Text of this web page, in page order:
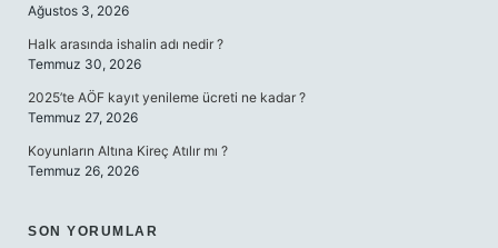
Ağustos 3, 2026
Halk arasında ishalin adı nedir ?
Temmuz 30, 2026
2025’te AÖF kayıt yenileme ücreti ne kadar ?
Temmuz 27, 2026
Koyunların Altına Kireç Atılır mı ?
Temmuz 26, 2026
SON YORUMLAR